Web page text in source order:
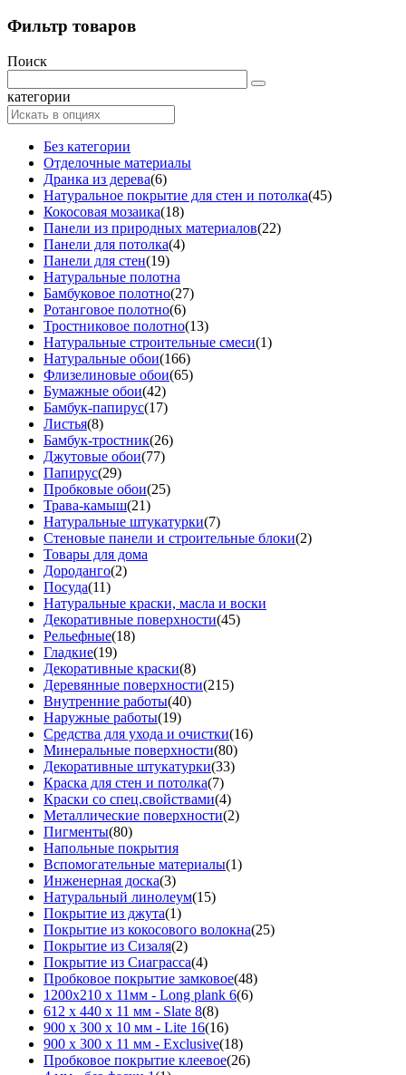
Фильтр товаров
Поиск
категории
Без категории
Отделочные материалы
Дранка из дерева(6)
Натуральное покрытие для стен и потолка(45)
Кокосовая мозаика(18)
Панели из природных материалов(22)
Панели для потолка(4)
Панели для стен(19)
Натуральные полотна
Бамбуковое полотно(27)
Ротанговое полотно(6)
Тростниковое полотно(13)
Натуральные строительные смеси(1)
Натуральные обои(166)
Флизелиновые обои(65)
Бумажные обои(42)
Бамбук-папирус(17)
Листья(8)
Бамбук-тростник(26)
Джутовые обои(77)
Папирус(29)
Пробковые обои(25)
Трава-камыш(21)
Натуральные штукатурки(7)
Стеновые панели и строительные блоки(2)
Товары для дома
Дороданго(2)
Посуда(11)
Натуральные краски, масла и воски
Декоративные поверхности(45)
Рельефные(18)
Гладкие(19)
Декоративные краски(8)
Деревянные поверхности(215)
Внутренние работы(40)
Наружные работы(19)
Средства для ухода и очистки(16)
Минеральные поверхности(80)
Декоративные штукатурки(33)
Краска для стен и потолка(7)
Краски со спец.свойствами(4)
Металлические поверхности(2)
Пигменты(80)
Напольные покрытия
Вспомогательные материалы(1)
Инженерная доска(3)
Натуральный линолеум(15)
Покрытие из джута(1)
Покрытие из кокосового волокна(25)
Покрытие из Сизаля(2)
Покрытие из Сиаграсса(4)
Пробковое покрытие замковое(48)
1200х210 х 11мм - Long plank 6(6)
612 х 440 х 11 мм - Slate 8(8)
900 х 300 х 10 мм - Lite 16(16)
900 х 300 х 11 мм - Exclusive(18)
Пробковое покрытие клеевое(26)